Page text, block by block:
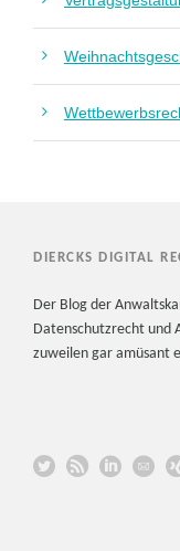
DIERCKS DIGITAL
Der Blog der
Datenschutzrecht und
zuweilen gar amüsant